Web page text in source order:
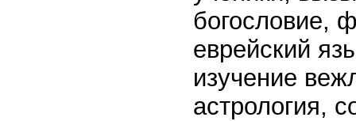
богословие,
еврейский
изучение
астрология,